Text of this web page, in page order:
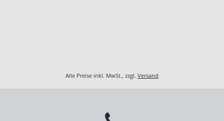
Alle Preise inkl. MwSt., zzgl. Versand